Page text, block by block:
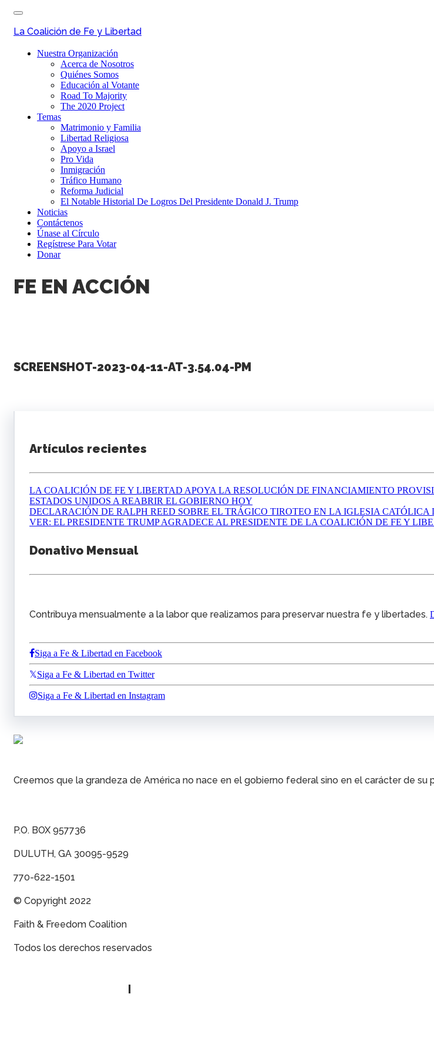
Skip
main
Toggle
navigation
La Coalición de Fe y Libertad
Nuestra Organización
Acerca de Nosotros
Quiénes Somos
Educación al Votante
Road To Majority
The 2020 Project
Temas
Matrimonio y Familia
Libertad Religiosa
Apoyo a Israel
Pro Vida
Inmigración
Tráfico Humano
Reforma Judicial
El Notable Historial De Logros Del Presidente Donald J. Trump
Noticias
Contáctenos
Únase al Círculo
Regístrese Para Votar
Donar
FE EN ACCIÓN
SCREENSHOT-2023-04-11-AT-3.54.04-PM
Artículos recientes
LA COALICIÓN DE FE Y LIBERTAD APOYA LA RESOLUCIÓN DE FINANCIAMIENTO
ESTADOS UNIDOS A REABRIR EL GOBIERNO HOY
DECLARACIÓN DE RALPH REED SOBRE EL TRÁGICO TIROTEO EN LA IGLESIA CATÓLICA
VER: EL PRESIDENTE TRUMP AGRADECE AL PRESIDENTE DE LA COALICIÓN DE FE Y
Donativo Mensual
Contribuya mensualmente a la labor que realizamos para preservar nuestra fe y libertades.
Siga a Fe & Libertad en Facebook
Siga a Fe & Libertad en Twitter
Siga a Fe & Libertad en Instagram
Creemos que la grandeza de América no nace en el gobierno federal sino en el carácter de su
P.O. BOX 957736
DULUTH, GA 30095-9529
770-622-1501
© Copyright 2022
Faith & Freedom Coalition
Todos los derechos reservados